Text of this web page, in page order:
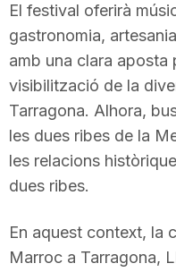
El festival oferirà
gastronomia,
amb una clara aposta
visibilització de la
Tarragona. Alhora,
les dues ribes de la
les relacions
dues ribes.
En aquest context, la
Marroc a Tarragona,